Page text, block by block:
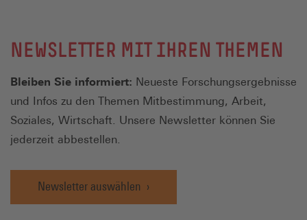
NEWSLETTER MIT IHREN THEMEN
Bleiben Sie informiert: Neueste Forschungsergebnisse
und Infos zu den Themen Mitbestimmung, Arbeit,
Soziales, Wirtschaft. Unsere Newsletter können Sie
jederzeit abbestellen.
Newsletter auswählen